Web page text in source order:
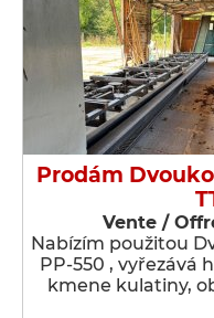
Prodám
Vente /
Nabízím použitou
PP-550 , vyřezává
kmene kulatiny,